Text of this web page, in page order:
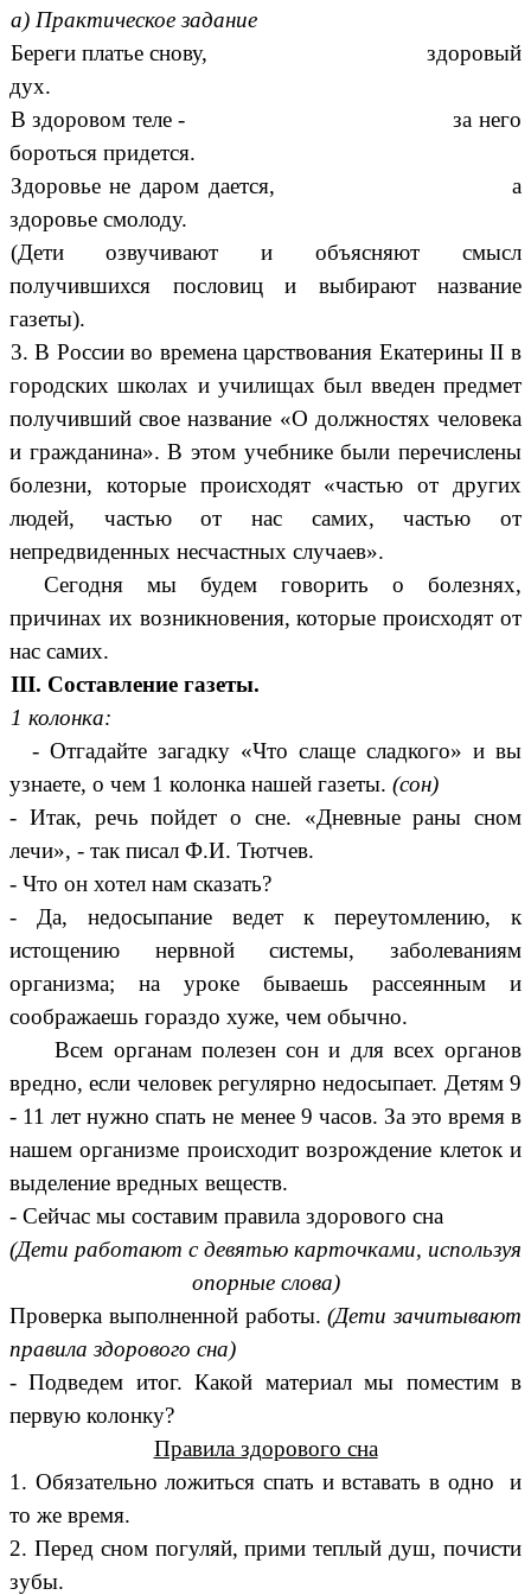
а) Практическое задание
Береги платье снову, здоровый
дух.
В здоровом теле - за него
бороться придется.
Здоровье не даром дается, а
здоровье смолоду.
(Дети озвучивают и объясняют смысл
получившихся пословиц и выбирают название
газеты).
3. В России во времена царствования Екатерины II в
городских школах и училищах был введен предмет
получивший свое название «О должностях человека
и гражданина». В этом учебнике были перечислены
болезни, которые происходят «частью от других
людей, частью от нас самих, частью от
непредвиденных несчастных случаев».
Сегодня мы будем говорить о болезнях,
причинах их возникновения, которые происходят от
нас самих.
III. Составление газеты.
1 колонка:
- Отгадайте загадку «Что слаще сладкого» и вы
узнаете, о чем 1 колонка нашей газеты. (сон)
- Итак, речь пойдет о сне. «Дневные раны сном
лечи», - так писал Ф.И. Тютчев.
- Что он хотел нам сказать?
- Да, недосыпание ведет к переутомлению, к
истощению нервной системы, заболеваниям
организма; на уроке бываешь рассеянным и
соображаешь гораздо хуже, чем обычно.
Всем органам полезен сон и для всех органов
вредно, если человек регулярно недосыпает. Детям 9
- 11 лет нужно спать не менее 9 часов. За это время в
нашем организме происходит возрождение клеток и
выделение вредных веществ.
- Сейчас мы составим правила здорового сна
(Дети работают с девятью карточками, используя
опорные слова)
Проверка выполненной работы.(Дети зачитывают
правила здорового сна)
- Подведем итог. Какой материал мы поместим в
первую колонку?
Правила здорового сна
1. Обязательно ложиться спать и вставать в одно и
то же время.
2. Перед сном погуляй, прими теплый душ, почисти
зубы.